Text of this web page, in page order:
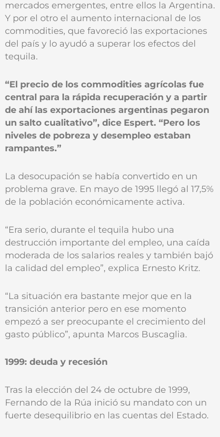
mercados emergentes, entre ellos la Argentina.
Y por el otro el aumento internacional de los
commodities, que favoreció las exportaciones
del país y lo ayudó a superar los efectos del
tequila.
“El precio de los commodities agrícolas fue
central para la rápida recuperación y a partir
de ahí las exportaciones argentinas pegaron
un salto cualitativo”, dice Espert. “Pero los
niveles de pobreza y desempleo estaban
rampantes.”
La desocupación se había convertido en un
problema grave. En mayo de 1995 llegó al 17,5%
de la población económicamente activa.
“Era serio, durante el tequila hubo una
destrucción importante del empleo, una caída
moderada de los salarios reales y también bajó
la calidad del empleo”, explica Ernesto Kritz.
“La situación era bastante mejor que en la
transición anterior pero en ese momento
empezó a ser preocupante el crecimiento del
gasto público”, apunta Marcos Buscaglia.
1999: deuda y recesión
Tras la elección del 24 de octubre de 1999,
Fernando de la Rúa inició su mandato con un
fuerte desequilibrio en las cuentas del Estado.